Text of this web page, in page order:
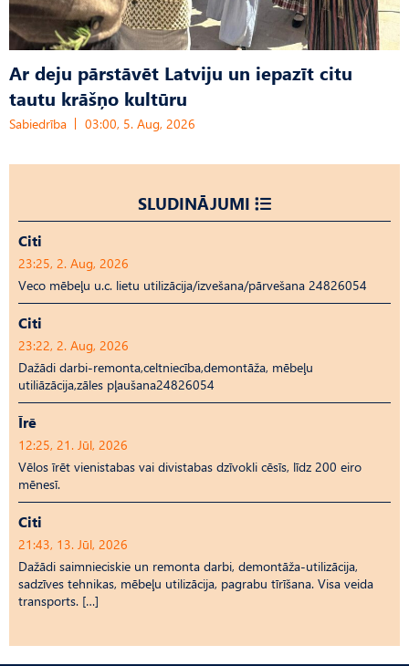
Ar deju pārstāvēt Latviju un iepazīt citu
tautu krāšņo kultūru
Sabiedrība 03:00, 5. Aug, 2026
SLUDINĀJUMI
Citi
23:25, 2. Aug, 2026
Veco mēbeļu u.c. lietu utilizācija/izvešana/pārvešana 24826054
Citi
23:22, 2. Aug, 2026
Dažādi darbi-remonta,celtniecība,demontāža, mēbeļu
utiliāzācija,zāles pļaušana24826054
Īrē
12:25, 21. Jūl, 2026
Vēlos īrēt vienistabas vai divistabas dzīvokli cēsīs, līdz 200 eiro
mēnesī.
Citi
21:43, 13. Jūl, 2026
Dažādi saimnieciskie un remonta darbi, demontāža-utilizācija,
sadzīves tehnikas, mēbeļu utilizācija, pagrabu tīrīšana. Visa veida
transports. […]